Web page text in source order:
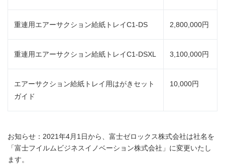
重連用エアーサクション給紙トレイC1-DS 2,800,000円
重連用エアーサクション給紙トレイC1-DSXL 3,100,000円
エアーサクション給紙トレイ用はがきセット
ガイド
10,000円
お知らせ：2021年4月1日から、富士ゼロックス株式会社は社名を
「富士フイルムビジネスイノベーション株式会社」に変更いたし
ます。